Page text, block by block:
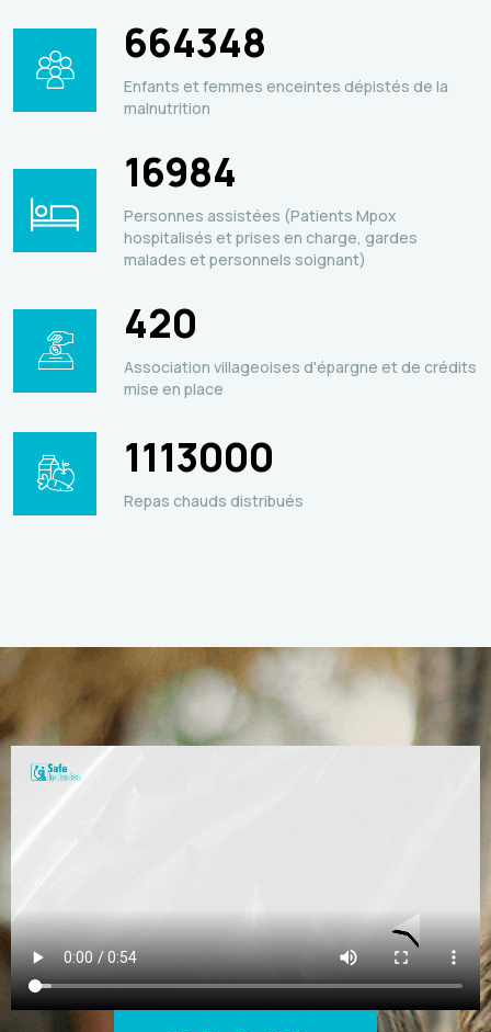
664348
Enfants et femmes enceintes dépistés de la
malnutrition
16984
Personnes assistées (Patients Mpox
hospitalisés et prises en charge, gardes
malades et personnels soignant)
420
Association villageoises d'épargne et de crédits
mise en place
1113000
Repas chauds distribués